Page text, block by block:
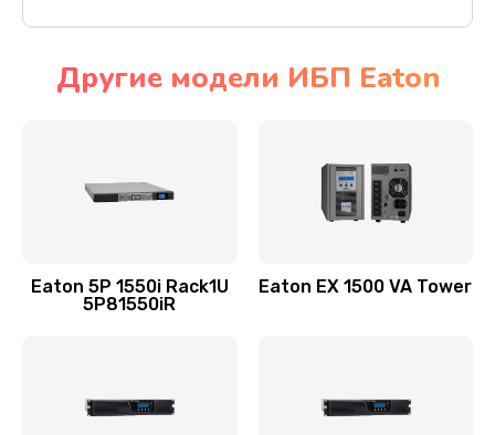
Другие модели ИБП Eaton
Eaton 5P 1550i Rack1U
5P81550iR
Eaton EX 1500 VA Tower